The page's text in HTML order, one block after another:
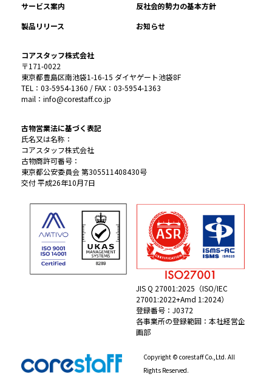
サービス案内
反社会的勢力の基本方針
製品リリース
お知らせ
コアスタッフ株式会社
〒171-0022
東京都豊島区南池袋1-16-15 ダイヤゲート池袋8F
TEL：03-5954-1360 / FAX：03-5954-1363
mail：info@corestaff.co.jp
古物営業法に基づく表記
氏名又は名称：
コアスタッフ株式会社
古物商許可番号：
東京都公安委員会 第305511408430号
交付 平成26年10月7日
JIS Q 27001:2025（ISO/IEC
27001:2022+Amd 1:2024）
登録番号：J0372
各事業所の登録範囲：本社経営企
画部
Copyright © corestaff Co.,Ltd. All
Rights Reserved.